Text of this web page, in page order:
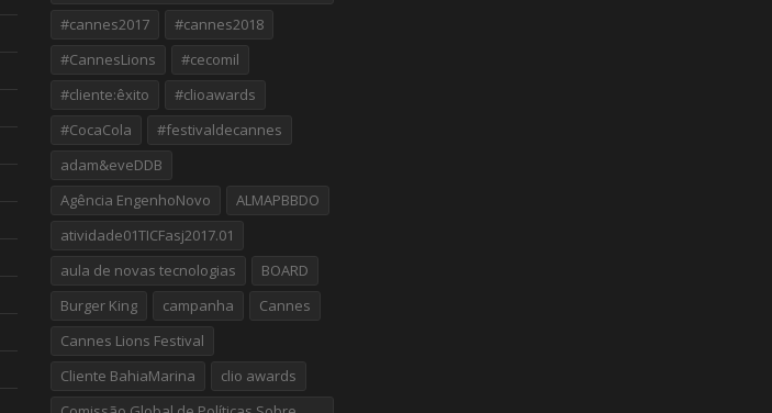
#cannes2017
#cannes2018
#CannesLions
#cecomil
#cliente:êxito
#clioawards
#CocaCola
#festivaldecannes
adam&eveDDB
Agência EngenhoNovo
ALMAPBBDO
atividade01TICFasj2017.01
aula de novas tecnologias
BOARD
Burger King
campanha
Cannes
Cannes Lions Festival
Cliente BahiaMarina
clio awards